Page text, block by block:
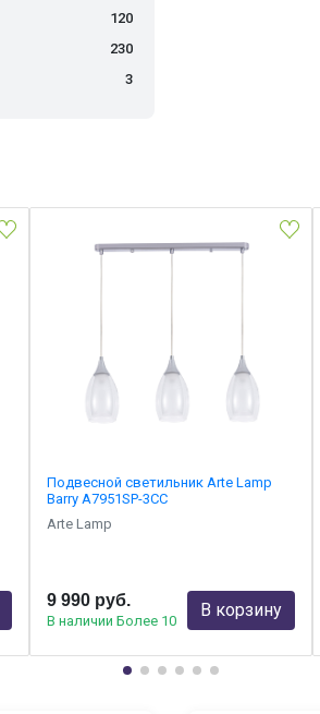
120
230
3
Подвесной светильник Arte Lamp
Barry A7951SP-3CC
Arte Lamp
9 990 руб.
В наличии Более 10
В корзину